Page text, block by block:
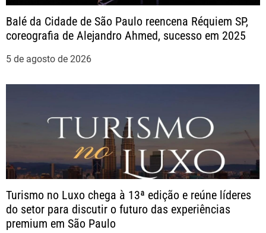
o
d
e
t
Balé da Cidade de São Paulo reencena Réquiem SP,
coreografia de Alejandro Ahmed, sucesso em 2025
5 de agosto de 2026
Turismo no Luxo chega à 13ª edição e reúne líderes
do setor para discutir o futuro das experiências
premium em São Paulo